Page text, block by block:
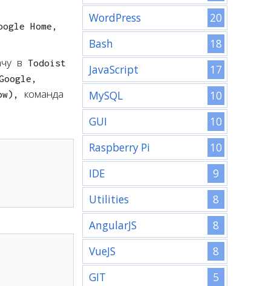
WordPress
20
Bash
18
JavaScript
17
MySQL
10
GUI
10
Raspberry Pi
10
IDE
9
Utilities
8
AngularJS
8
VueJS
8
GIT
5
Home,
в Todoist
команда